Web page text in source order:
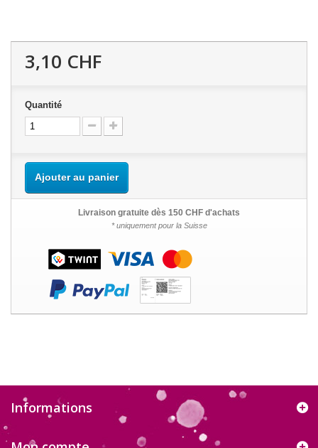
3,10 CHF
Quantité
Ajouter au panier
Livraison gratuite dès 150 CHF d'achats
* uniquement pour la Suisse
Informations